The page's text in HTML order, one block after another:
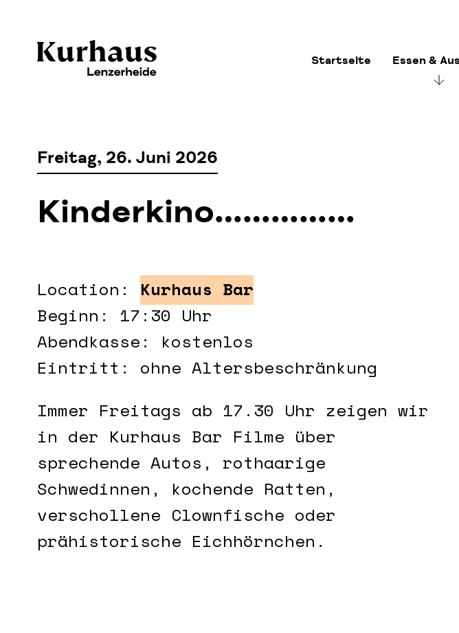
Startseite Essen &
Freitag, 26. Juni 2026
Kinderkino……………
Location: Kurhaus Bar
Beginn: 17:30 Uhr
Abendkasse: kostenlos
Eintritt: ohne Altersbeschränkung
Immer Freitags ab 17.30 Uhr zeigen wir
in der Kurhaus Bar Filme über
sprechende Autos, rothaarige
Schwedinnen, kochende Ratten,
verschollene Clownfische oder
prähistorische Eichhörnchen.